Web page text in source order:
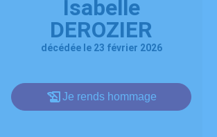
Isabelle
DEROZIER
décédée le 23 février 2026
Je rends hommage